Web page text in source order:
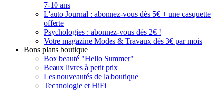
7-10 ans
L'auto Journal : abonnez-vous dès 5€ + une casquette
offerte
Psychologies : abonnez-vous dès 2€ !
Votre magazine Modes & Travaux dès 3€ par mois
Bons plans boutique
Box beauté "Hello Summer"
Beaux livres à petit prix
Les nouveautés de la boutique
Technologie et HiFi